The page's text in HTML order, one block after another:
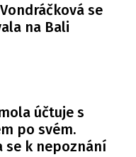
se
na Bali
účtuje s
po svém.
se k nepoznání